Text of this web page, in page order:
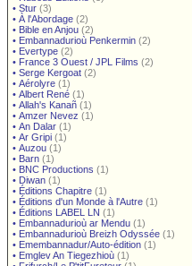
• Stur (3)
• À l'Abordage (2)
• Bible en Anjou (2)
• Embannadurioù Penkermin (2)
• Evertype (2)
• France 3 Ouest / JPL Films (2)
• Serge Kergoat (2)
• Aérolyre (1)
• Albert René (1)
• Allah's Kanañ (1)
• Amzer Nevez (1)
• An Dalar (1)
• Ar Gripi (1)
• Auzou (1)
• Barn (1)
• BNC Productions (1)
• Diwan (1)
• Éditions Chapitre (1)
• Éditions d'un Monde à l'Autre (1)
• Éditions LABEL LN (1)
• Embannadurioù ar Mendu (1)
• Embannadurioù Breizh Odyssée (1)
• Emembannadur/Auto-édition (1)
• Emglev An Tiegezhioù (1)